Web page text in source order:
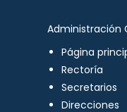
Administración
Página
Rectoría
Secretarios
Direcciones